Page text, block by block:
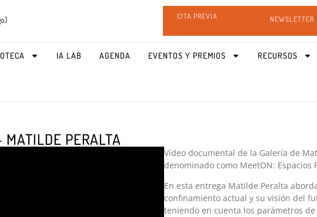
CITA PREVIA NEWSLETTER
IA LAB AGENDA EVENTOS Y PREMIOS RECURSOS
MATILDE PERALTA
Vídeo documental de la Galería de
denominado como MeetON​: Espacios
En esta entrega Matilde Peralta
confinamiento actual y su visión del
teniendo en cuenta los parámetros de